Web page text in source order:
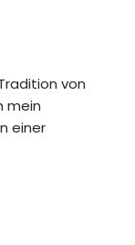
von
mein
einer